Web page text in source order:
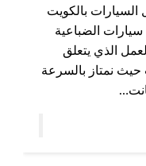
بالكويت
الضباعية
الذي يتعلق
نمتاز بالسرعة